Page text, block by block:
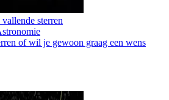
sterren
of wil je gewoon graag een wens